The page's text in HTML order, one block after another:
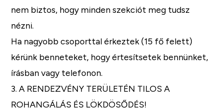
nem biztos, hogy minden szekciót meg tudsz
nézni.
Ha nagyobb csoporttal érkeztek (15 fő felett)
kérünk benneteket, hogy értesítsetek bennünket,
írásban vagy telefonon.
3. A RENDEZVÉNY TERÜLETÉN TILOS A
ROHANGÁLÁS ÉS LÖKDÖSŐDÉS!